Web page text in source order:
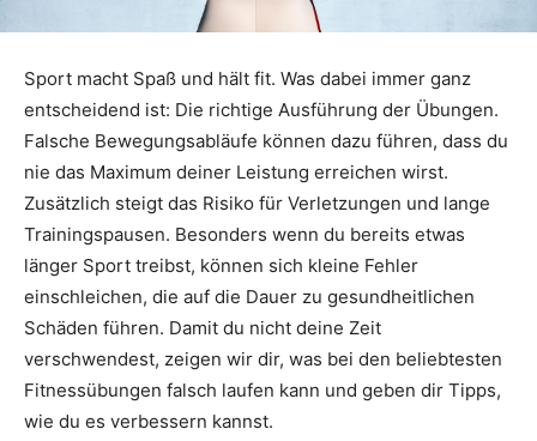
Sport macht Spaß und hält fit. Was dabei immer ganz
entscheidend ist: Die richtige Ausführung der Übungen.
Falsche Bewegungsabläufe können dazu führen, dass du
nie das Maximum deiner Leistung erreichen wirst.
Zusätzlich steigt das Risiko für Verletzungen und lange
Trainingspausen. Besonders wenn du bereits etwas
länger Sport treibst, können sich kleine Fehler
einschleichen, die auf die Dauer zu gesundheitlichen
Schäden führen. Damit du nicht deine Zeit
verschwendest, zeigen wir dir, was bei den beliebtesten
Fitnessübungen falsch laufen kann und geben dir Tipps,
wie du es verbessern kannst.